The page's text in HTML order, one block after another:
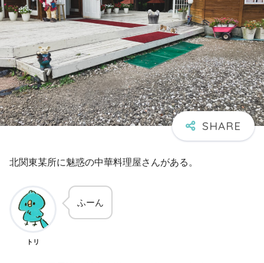
北関東某所に魅惑の中華料理屋さんがある。
トリ
ふーん